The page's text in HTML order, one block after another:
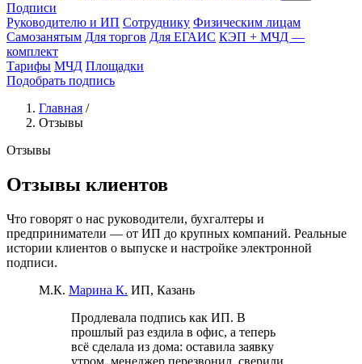
Подписи
Руководителю и ИП Сотруднику Физическим лицам
Самозанятым Для торгов Для ЕГАИС КЭП + МЧД —
комплект
Тарифы МЧД Площадки
Подобрать подпись
Главная /
Отзывы
Отзывы
Отзывы клиентов
Что говорят о нас руководители, бухгалтеры и
предприниматели — от ИП до крупных компаний. Реальные
истории клиентов о выпуске и настройке электронной
подписи.
М.К. Марина К. ИП, Казань
Продлевала подпись как ИП. В
прошлый раз ездила в офис, а теперь
всё сделала из дома: оставила заявку
утром, менеджер перезвонил, сверили